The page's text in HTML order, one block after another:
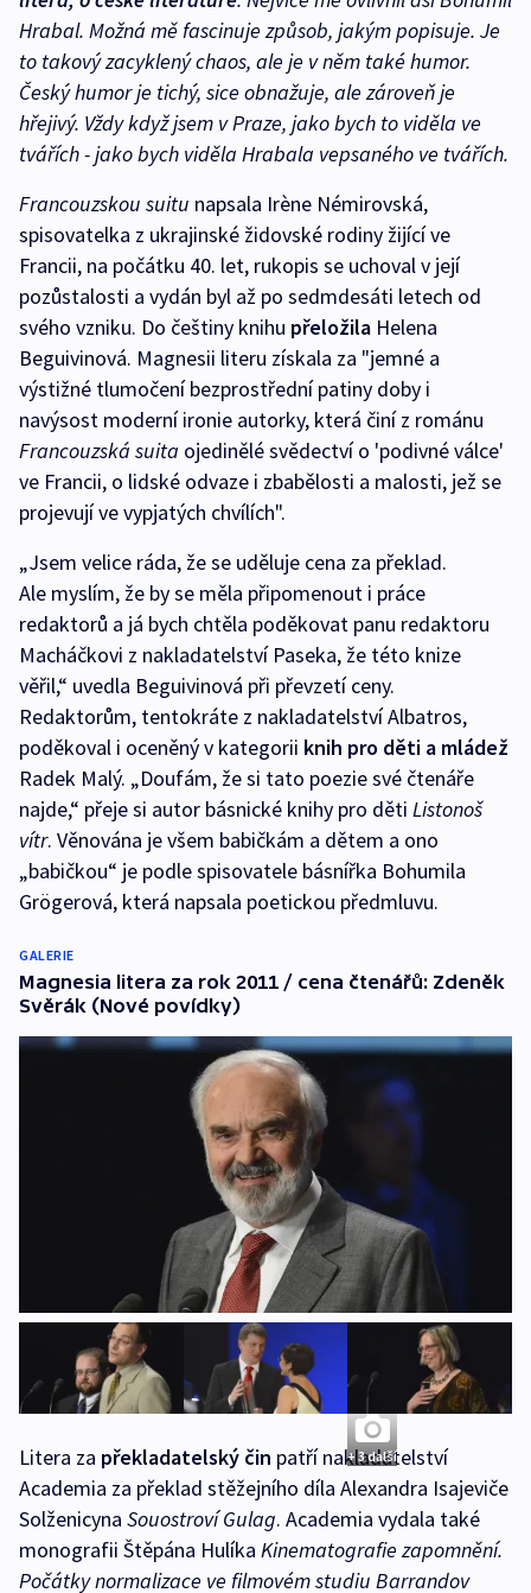
Hrabal. Možná mě fascinuje způsob, jakým popisuje. Je
to takový zacyklený chaos, ale je v něm také humor.
Český humor je tichý, sice obnažuje, ale zároveň je
hřejivý. Vždy když jsem v Praze, jako bych to viděla ve
tvářích - jako bych viděla Hrabala vepsaného ve tvářích.
Francouzskou suitu napsala Irène Némirovská,
spisovatelka z ukrajinské židovské rodiny žijící ve
Francii, na počátku 40. let, rukopis se uchoval v její
pozůstalosti a vydán byl až po sedmdesáti letech od
svého vzniku. Do češtiny knihu přeložila Helena
Beguivinová. Magnesii literu získala za "jemné a
výstižné tlumočení bezprostřední patiny doby i
navýsost moderní ironie autorky, která činí z románu
Francouzská suita ojedinělé svědectví o 'podivné válce'
ve Francii, o lidské odvaze i zbabělosti a malosti, jež se
projevují ve vypjatých chvílích".
„Jsem velice ráda, že se uděluje cena za překlad.
Ale myslím, že by se měla připomenout i práce
redaktorů a já bych chtěla poděkovat panu redaktoru
Macháčkovi z nakladatelství Paseka, že této knize
věřil,“ uvedla Beguivinová při převzetí ceny.
Redaktorům, tentokráte z nakladatelství Albatros,
poděkoval i oceněný v kategorii knih pro děti a mládež
Radek Malý. „Doufám, že si tato poezie své čtenáře
najde,“ přeje si autor básnické knihy pro děti Listonoš
vítr. Věnována je všem babičkám a dětem a ono
„babičkou“ je podle spisovatele básnířka Bohumila
Grögerová, která napsala poetickou předmluvu.
GALERIE
Magnesia litera za rok 2011 / cena čtenářů: Zdeněk
Svěrák (Nové povídky)
+ 3 další
Litera za překladatelský čin patří nakladatelství
Academia za překlad stěžejního díla Alexandra Isajeviče
Solženicyna Souostroví Gulag. Academia vydala také
monografii Štěpána Hulíka Kinematografie zapomnění.
Počátky normalizace ve filmovém studiu Barrandov